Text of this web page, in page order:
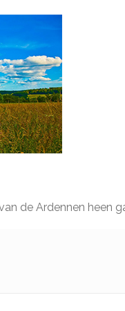
de Ardennen heen